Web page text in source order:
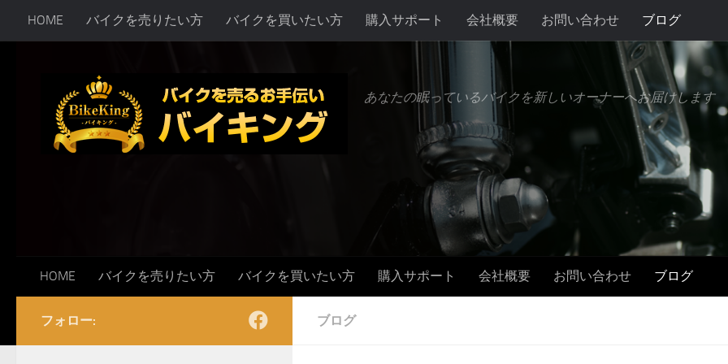
コンテンツへスキップ
HOME バイクを売りたい方 バイクを買いたい方 購入サポート 会社概要 お問い合わせ ブログ
あなたの眠っているバイクを新しいオーナーへお届けします
HOME バイクを売りたい方 バイクを買いたい方 購入サポート 会社概要 お問い合わせ ブログ
ブログ
フォロー: